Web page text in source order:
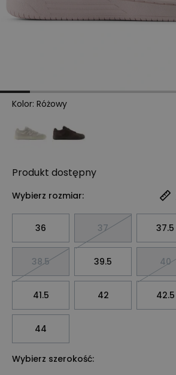
Kolor: Różowy
Produkt dostępny
Wybierz rozmiar:
36 37 37.5
38.5 39.5 40
41.5 42 42.5
44
Wybierz szerokość: